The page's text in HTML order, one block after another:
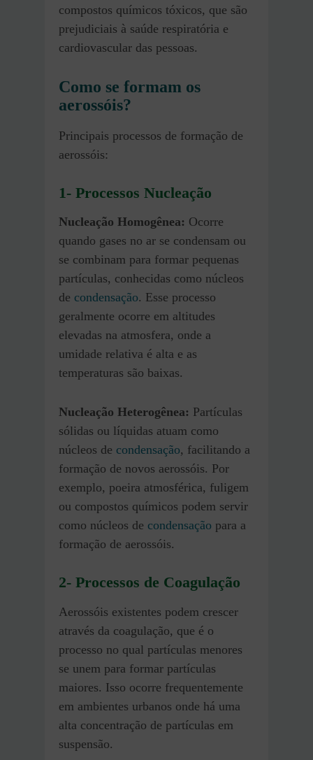
compostos químicos tóxicos, que são
prejudiciais à saúde respiratória e
cardiovascular das pessoas.
Como se formam os
aerossóis?
Principais processos de formação de
aerossóis:
1- Processos Nucleação
Nucleação Homogênea: Ocorre
quando gases no ar se condensam ou
se combinam para formar pequenas
partículas, conhecidas como núcleos
de condensação. Esse processo
geralmente ocorre em altitudes
elevadas na atmosfera, onde a
umidade relativa é alta e as
temperaturas são baixas.
Nucleação Heterogênea: Partículas
sólidas ou líquidas atuam como
núcleos de condensação, facilitando a
formação de novos aerossóis. Por
exemplo, poeira atmosférica, fuligem
ou compostos químicos podem servir
como núcleos de condensação para a
formação de aerossóis.
2- Processos de Coagulação
Aerossóis existentes podem crescer
através da coagulação, que é o
processo no qual partículas menores
se unem para formar partículas
maiores. Isso ocorre frequentemente
em ambientes urbanos onde há uma
alta concentração de partículas em
suspensão.